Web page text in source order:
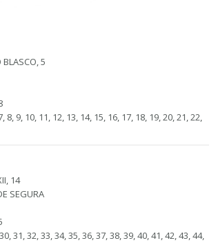
BLASCO, 5
8, 9, 10, 11, 12, 13, 14, 15, 16, 17, 18, 19, 20, 21, 22,
14
SEGURA
31, 32, 33, 34, 35, 36, 37, 38, 39, 40, 41, 42, 43, 44,